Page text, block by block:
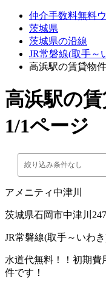
仲介手数料無料
茨城県
茨城県の沿線
JR常磐線(取手～
高浜駅の賃貸物
高浜駅の
1/1ページ
絞り込み条件なし
アメニティ中津川
茨城県石岡市中津川247
JR常磐線(取手～いわ
水道代無料！！初期費
件です！